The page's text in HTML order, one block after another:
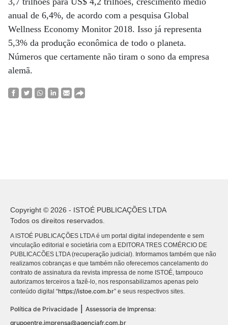
anual de 6,4%, de acordo com a pesquisa Global
Wellness Economy Monitor 2018. Isso já representa
5,3% da produção econômica de todo o planeta.
Números que certamente não tiram o sono da empresa
alemã.
Copyright © 2026 - ISTOÉ PUBLICAÇÕES LTDA
Todos os direitos reservados.
A ISTOÉ PUBLICAÇÕES LTDA é um portal digital independente e sem
vinculação editorial e societária com a EDITORA TRES COMÉRCIO DE
PUBLICACÕES LTDA (recuperação judicial). Informamos também que não
realizamos cobranças e que também não oferecemos cancelamento do
contrato de assinatura da revista impressa de nome ISTOÉ, tampouco
autorizamos terceiros a fazê-lo, nos responsabilizamos apenas pelo
conteúdo digital “https://istoe.com.br” e seus respectivos sites.
Política de Privacidade
Assessoria de Imprensa:
grupoentre.imprensa@agenciafr.com.br